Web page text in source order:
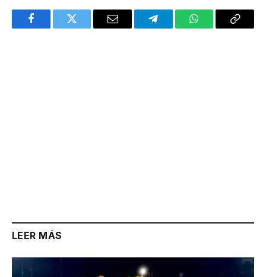
FacebookTwitter Email TelegramWhatsAppCopy
LEER MÁS